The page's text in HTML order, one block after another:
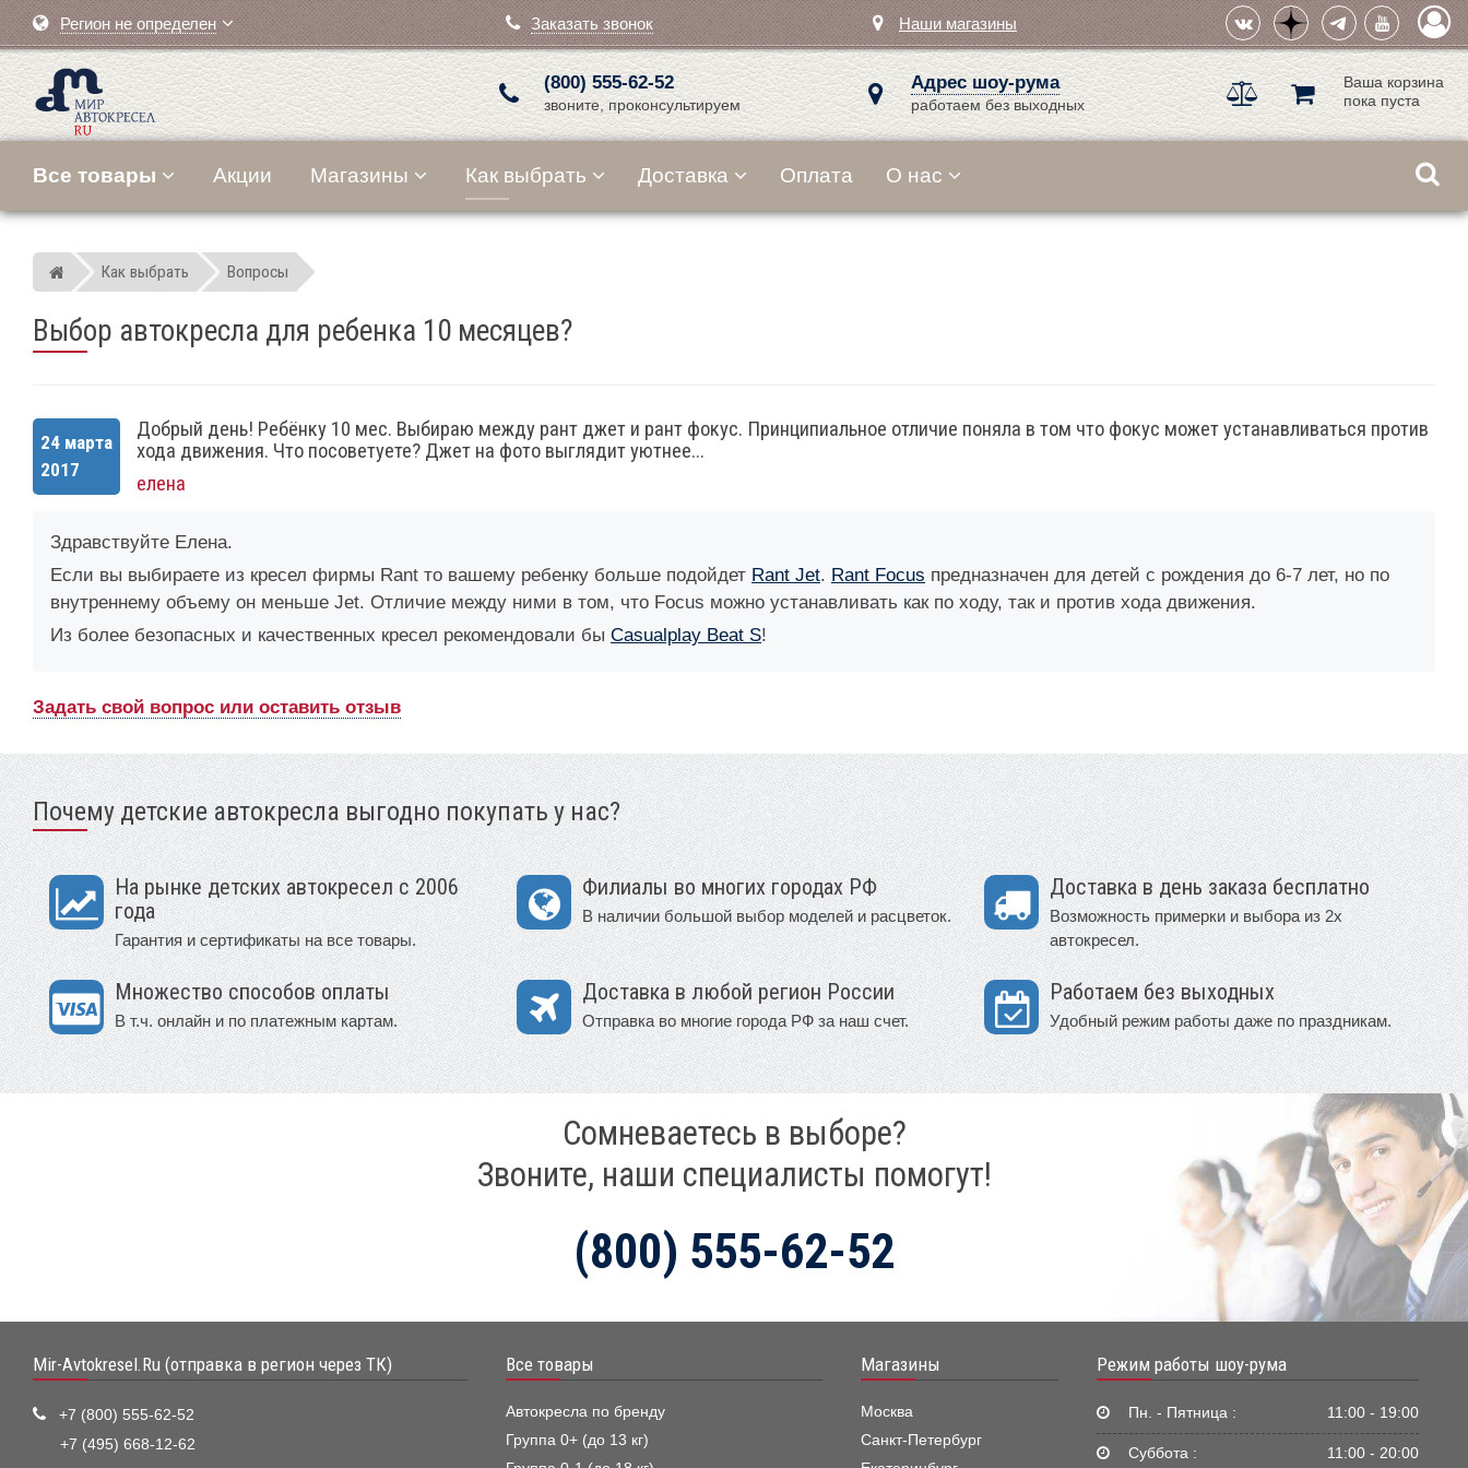
Регион не определен Заказать звонок Наши магазины
(800) 555-62-52
звоните, проконсультируем
Адрес шоу-рума
работаем без выходных
Ваша корзина
пока пуста
Все товары Акции Магазины Как выбрать Доставка Оплата О нас
Мир детских автокресел
Как выбрать Вопросы
Выбор автокресла для ребенка 10 месяцев?
24 марта
2017
Добрый день! Ребёнку 10 мес. Выбираю между рант джет и рант фокус. Принципиальное отличие поняла в том что фокус может устанавливаться против
хода движения. Что посоветуете? Джет на фото выглядит уютнее...
елена
Здравствуйте Елена.
Если вы выбираете из кресел фирмы Rant то вашему ребенку больше подойдет Rant Jet. Rant Focus предназначен для детей с рождения до 6-7 лет, но по
внутреннему объему он меньше Jet. Отличие между ними в том, что Focus можно устанавливать как по ходу, так и против хода движения.
Из более безопасных и качественных кресел рекомендовали бы Casualplay Beat S!
Задать свой вопрос или оставить отзыв
Почему детские автокресла выгодно покупать у нас?
На рынке детских автокресел с 2006
года
Гарантия и сертификаты на все товары.
Филиалы во многих городах РФ
В наличии большой выбор моделей и расцветок.
Доставка в день заказа бесплатно
Возможность примерки и выбора из 2х
автокресел.
Множество способов оплаты
В т.ч. онлайн и по платежным картам.
Доставка в любой регион России
Отправка во многие города РФ за наш счет.
Работаем без выходных
Удобный режим работы даже по праздникам.
Сомневаетесь в выборе?
Звоните, наши специалисты помогут!
(800) 555-62-52
Mir-Avtokresel.Ru (отправка в регион через ТК)
+7 (800) 555-62-52
+7 (495) 668-12-62
Все товары
Автокресла по бренду
Группа 0+ (до 13 кг)
Магазины
Москва
Санкт-Петербург
Режим работы шоу-рума
Пн. - Пятница : 11:00 - 19:00
Суббота : 11:00 - 20:00